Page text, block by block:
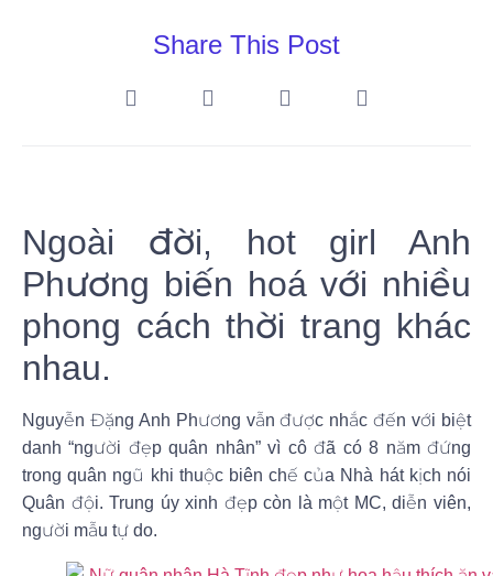
Share This Post
Ngoài đời, hot girl Anh
Phương biến hoá với nhiều
phong cách thời trang khác
nhau.
Nguyễn Đặng Anh Phương vẫn được nhắc đến với biệt
danh “người đẹp quân nhân” vì cô đã có 8 năm đứng
trong quân ngũ khi thuộc biên chế của Nhà hát kịch nói
Quân đội. Trung úy xinh đẹp còn là một MC, diễn viên,
người mẫu tự do.